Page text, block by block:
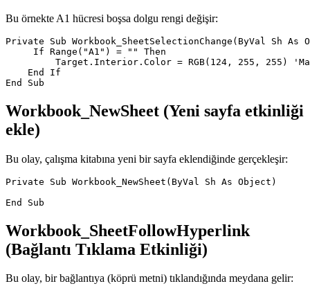
Bu örnekte A1 hücresi boşsa dolgu rengi değişir:
Private Sub Workbook_SheetSelectionChange(ByVal Sh
     If Range("A1") = "" Then
Target.Interior.Color = RGB(124, 255, 255)
    End If
Workbook_NewSheet (Yeni sayfa etkinliği
ekle)
Bu olay, çalışma kitabına yeni bir sayfa eklendiğinde gerçekleşir:
Private Sub Workbook_NewSheet(ByVal Sh As Object)
Workbook_SheetFollowHyperlink
(Bağlantı Tıklama Etkinliği)
Bu olay, bir bağlantıya (köprü metni) tıklandığında meydana gelir: